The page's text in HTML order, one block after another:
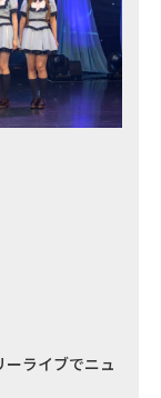
ライブでニュ